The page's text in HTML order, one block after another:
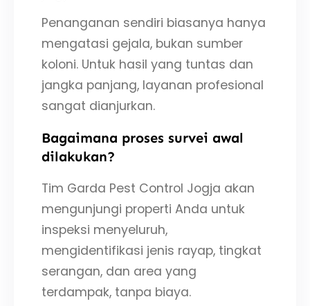
Penanganan sendiri biasanya hanya
mengatasi gejala, bukan sumber
koloni. Untuk hasil yang tuntas dan
jangka panjang, layanan profesional
sangat dianjurkan.
Bagaimana proses survei awal
dilakukan?
Tim Garda Pest Control Jogja akan
mengunjungi properti Anda untuk
inspeksi menyeluruh,
mengidentifikasi jenis rayap, tingkat
serangan, dan area yang
terdampak, tanpa biaya.